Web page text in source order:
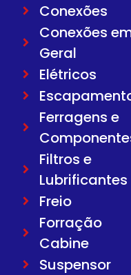
Conexões
Conexões
Geral
Elétricos
Ferragens e
Filtros e
Lubrificantes
Freio
Forração
Cabine
Suspensor